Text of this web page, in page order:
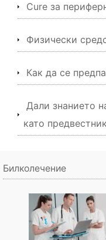
Cure за
Физически
Как да се
Дали знанието
като
Билколечение